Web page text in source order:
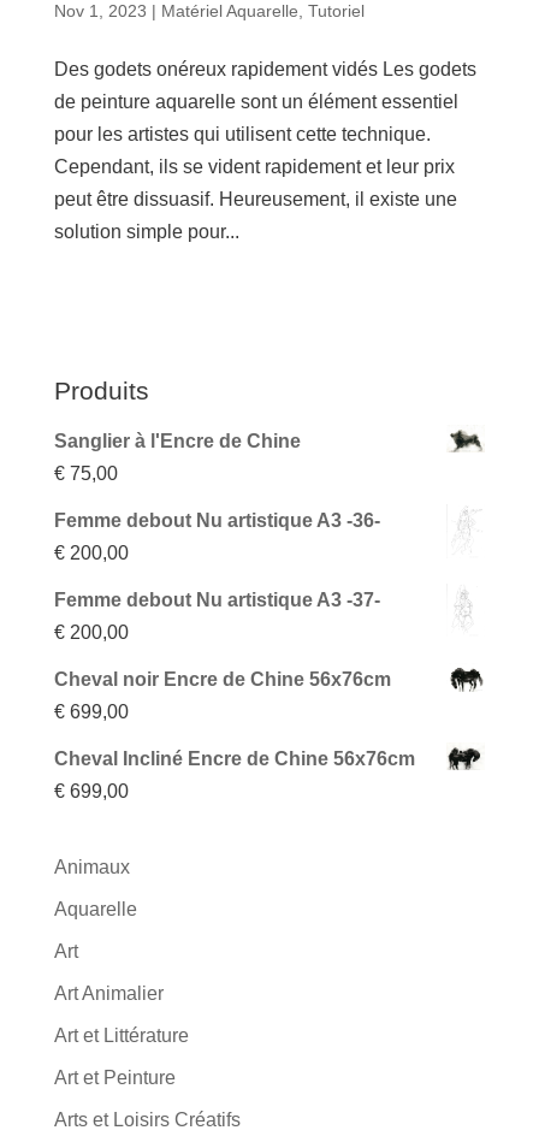
Nov 1, 2023 | Matériel Aquarelle Tutoriel
Des godets onéreux rapidement vidés Les godets
de peinture aquarelle sont un élément essentiel
pour les artistes qui utilisent cette technique.
Cependant, ils se vident rapidement et leur prix
peut être dissuasif. Heureusement, il existe une
solution simple pour...
Produits
Sanglier à l'Encre de Chine
€75,00
Femme debout Nu artistique A3 -36-
€200,00
Femme debout Nu artistique A3 -37-
€200,00
Cheval noir Encre de Chine 56x76cm
€699,00
Cheval Incliné Encre de Chine 56x76cm
€699,00
Animaux
Aquarelle
Art
Art Animalier
Art et Littérature
Art et Peinture
Arts et Loisirs Créatifs